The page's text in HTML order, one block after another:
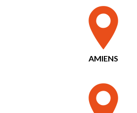
AMIENS